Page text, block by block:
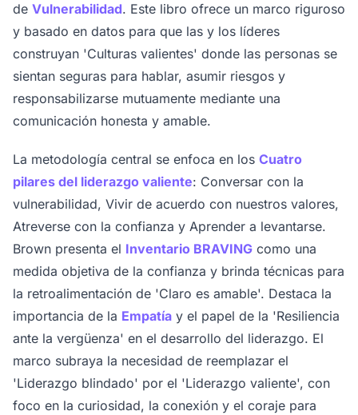
de Vulnerabilidad. Este libro ofrece un marco riguroso
y basado en datos para que las y los líderes
construyan 'Culturas valientes' donde las personas se
sientan seguras para hablar, asumir riesgos y
responsabilizarse mutuamente mediante una
comunicación honesta y amable.
La metodología central se enfoca en los Cuatro
pilares del liderazgo valiente: Conversar con la
vulnerabilidad, Vivir de acuerdo con nuestros valores,
Atreverse con la confianza y Aprender a levantarse.
Brown presenta el Inventario BRAVING como una
medida objetiva de la confianza y brinda técnicas para
la retroalimentación de 'Claro es amable'. Destaca la
importancia de la Empatía y el papel de la 'Resiliencia
ante la vergüenza' en el desarrollo del liderazgo. El
marco subraya la necesidad de reemplazar el
'Liderazgo blindado' por el 'Liderazgo valiente', con
foco en la curiosidad, la conexión y el coraje para